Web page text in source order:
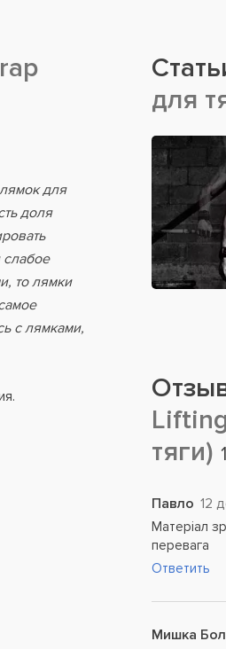
для
доля
то лямки
с лямками,
для
тяги)
Павло 12
Матеріал
перевага
Ответить
Мишка